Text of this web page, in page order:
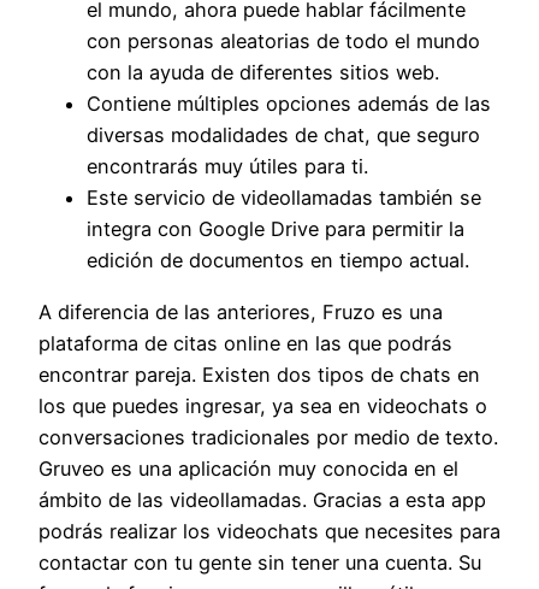
el mundo, ahora puede hablar fácilmente
con personas aleatorias de todo el mundo
con la ayuda de diferentes sitios web.
Contiene múltiples opciones además de las
diversas modalidades de chat, que seguro
encontrarás muy útiles para ti.
Este servicio de videollamadas también se
integra con Google Drive para permitir la
edición de documentos en tiempo actual.
A diferencia de las anteriores, Fruzo es una
plataforma de citas online en las que podrás
encontrar pareja. Existen dos tipos de chats en
los que puedes ingresar, ya sea en videochats o
conversaciones tradicionales por medio de texto.
Gruveo es una aplicación muy conocida en el
ámbito de las videollamadas. Gracias a esta app
podrás realizar los videochats que necesites para
contactar con tu gente sin tener una cuenta. Su